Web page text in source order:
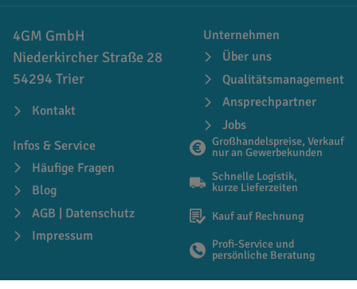
4GM GmbH
Niederkircher Straße 28
54294 Trier
Kontakt
Unternehmen
Über uns
Qualitätsmanagement
Ansprechpartner
Jobs
Infos & Service
Häufige Fragen
Blog
AGB | Datenschutz
Impressum
Großhandelspreise, Verkauf
nur an Gewerbekunden
Schnelle Logistik,
kurze Lieferzeiten
Kauf auf Rechnung
Profi-Service und
persönliche Beratung